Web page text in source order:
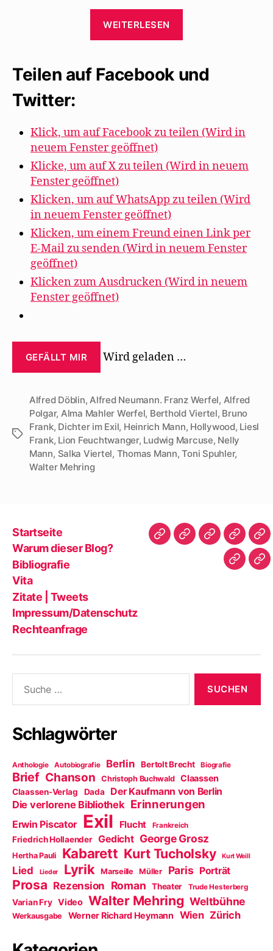
WEITERLESEN
Feier
zum
von
Mann
Salka
Teilen auf Facebook und
Twitter:
Klick, um auf Facebook zu teilen (Wird in
neuem Fenster geöffnet)
Klicke, um auf X zu teilen (Wird in neuem
Fenster geöffnet)
Klicken, um auf WhatsApp zu teilen (Wird
in neuem Fenster geöffnet)
Klicken, um einem Freund einen Link per
E-Mail zu senden (Wird in neuem Fenster
geöffnet)
Klicken zum Ausdrucken (Wird in neuem
Fenster geöffnet)
GEFÄLLT MIR Wird geladen …
Schlagwörter
Alfred Döblin,Alfred Neumann. Franz Werfel, Alfred
Polgar, Alma Mahler Werfel, Berthold Viertel, Bruno
Frank, Dichter im Exil, Heinrich Mann, Hollywood, Liesl
Frank, Lion Feuchtwanger, Ludwig Marcuse, Nelly
Mann, Salka Viertel, Thomas Mann,Toni Spuhler,
Walter Mehring
Startseite
Warum dieser Blog?
Bibliografie
Vita
Zitate | Tweets
Impressum/Datenschutz
Rechteanfrage
Startseite
WarumBibliografie
Vita
|
nach:
Schlagwörter
Anthologie Autobiografie Berlin Bertolt Brecht Biografie
Brief Chanson Christoph Buchwald Claassen
Claassen-Verlag Dada Der Kaufmann von Berlin
Die verlorene Bibliothek Erinnerungen
Erwin Piscator Exil Flucht Frankreich
Friedrich Hollaender Gedicht George Grosz
Hertha Pauli Kabarett Kurt Tucholsky Kurt Weill
Lied Lieder Lyrik Marseille Müller Paris Porträt
Prosa Rezension Roman Theater Trude Hesterberg
Varian Fry Video Walter Mehring Weltbühne
Werkausgabe Werner Richard Heymann Wien Zürich